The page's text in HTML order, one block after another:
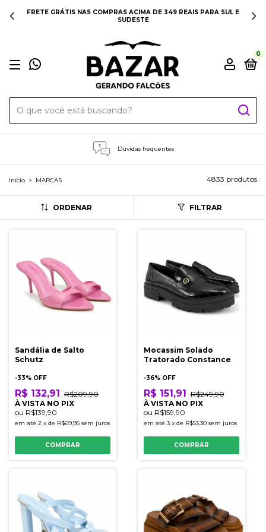
FRETE GRÁTIS NAS COMPRAS ACIMA DE 349 REAIS PARA SUL E
SUDESTE
0
Dúvidas frequentes
Início > MARCAS 4833 produtos
ORDENAR FILTRAR
Sandália de Salto
Schutz
-33% OFF
R$ 132,91 R$209,90
À VISTA NO PIX
ou R$139,90
em até 2 x de R$69,95 sem juros
COMPRAR
Mocassim Solado
Tratorado Constance
-36% OFF
R$ 151,91 R$249,90
À VISTA NO PIX
ou R$159,90
em até 3 x de R$53,30 sem juros
COMPRAR